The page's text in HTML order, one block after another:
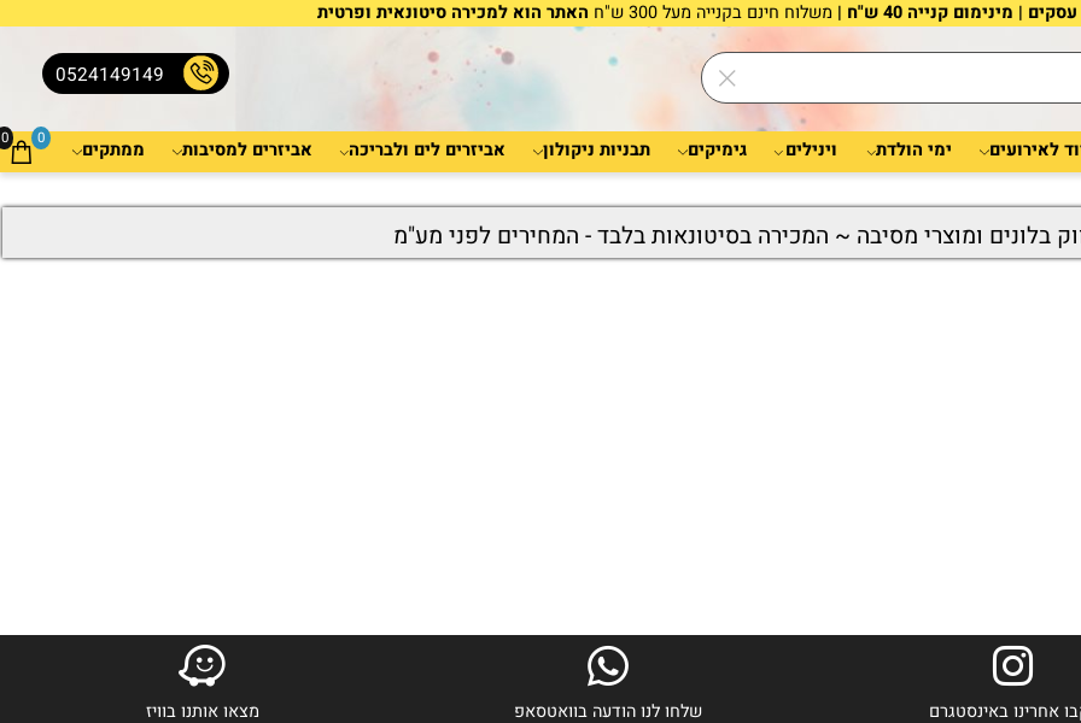
משלוח חינם בקנייה מעל 300 ש"ח האתר הוא למכירה סיטונאית ופרטית
0524149149
0 0 ימי הולדת וינילים גימיקים תבניות ניקולון אביזרים לים ולבריכה אביזרים למסיבות ממתקים
ומוצרי מסיבה ~ המכירה בסיטונאות בלבד - המחירים לפני מע"מ